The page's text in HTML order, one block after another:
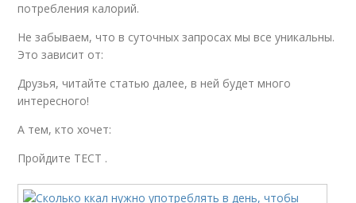
потребления калорий.
Не забываем, что в суточных запросах мы все уникальны.
Это зависит от:
Друзья, читайте статью далее, в ней будет много
интересного!
А тем, кто хочет:
Пройдите ТЕСТ .